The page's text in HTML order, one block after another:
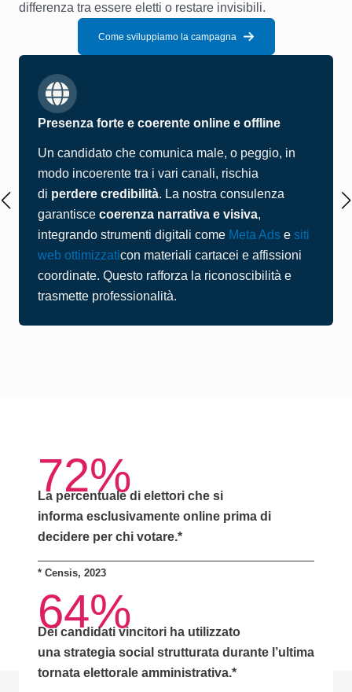
differenza tra essere eletti o restare invisibili.
Come sviluppiamo la campagna
Presenza forte e coerente online e offline
Un candidato che comunica male, o peggio, in
modo incoerente tra i vari canali, rischia
di perdere credibilità. La nostra consulenza
garantisce coerenza narrativa e visiva,
integrando strumenti digitali come Meta Ads e siti
web ottimizzaticon materiali cartacei e affissioni
coordinate. Questo rafforza la riconoscibilità e
trasmette professionalità.
72%
La percentuale di elettori che si
informa esclusivamente online prima di
decidere per chi votare.*
* Censis, 2023
64%
Dei candidati vincitori ha utilizzato
una strategia social strutturata durante l’ultima
tornata elettorale amministrativa.*